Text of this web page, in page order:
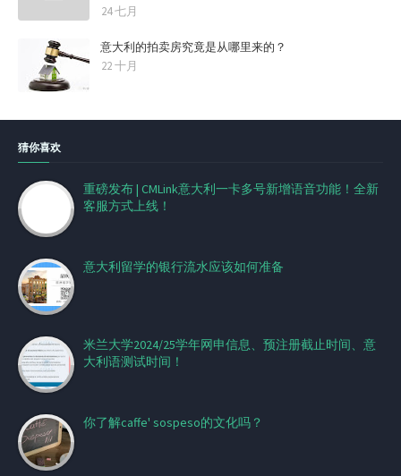
24 七月
意大利的拍卖房究竟是从哪里来的？
22 十月
猜你喜欢
重磅发布 | CMLink意大利一卡多号新增语音功能！全新
客服方式上线！
意大利留学的银行流水应该如何准备
米兰大学2024/25学年网申信息、预注册截止时间、意
大利语测试时间！
你了解caffe' sospeso的文化吗？